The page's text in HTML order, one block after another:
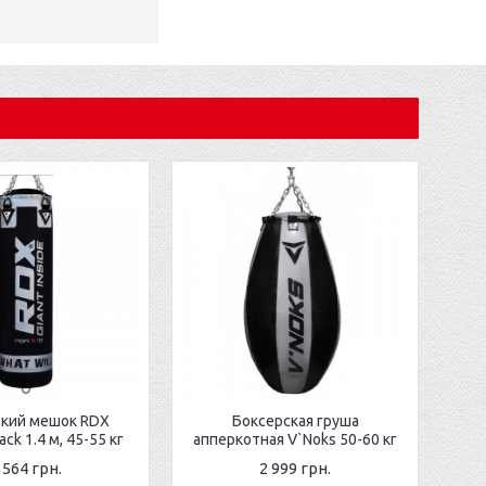
мешок RDX
1.4 м, 45-55 кг
грн.
Боксерская груша
апперкотная V`Noks 50-60 кг
2 999 грн.